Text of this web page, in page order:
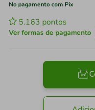
No pagamento com Pix
5.163 pontos
Ver formas de pagamento